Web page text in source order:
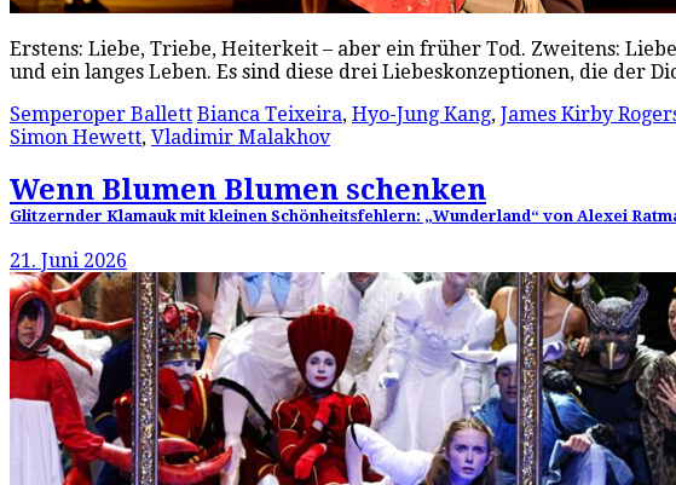
Erstens: Liebe, Triebe, Heiterkeit – aber ein früher Tod. Zweitens:
und ein langes Leben. Es sind diese drei Liebeskonzeptionen, die der
Semperoper Ballett Bianca Teixeira, Hyo-Jung Kang, James Kirby
Simon Hewett, Vladimir Malakhov
Wenn Blumen Blumen schenken
Glitzernder Klamauk mit kleinen Schönheitsfehlern: „Wunderland“ von Alexei
21. Juni 2026